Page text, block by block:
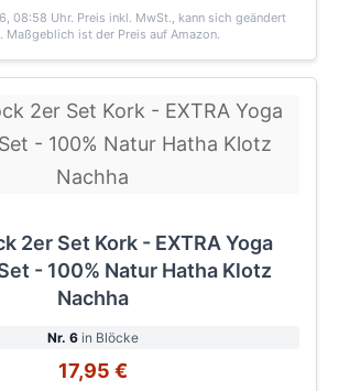
08:58 Uhr. Preis inkl. MwSt., kann sich geändert
Maßgeblich ist der Preis auf Amazon.
2er Set Kork - EXTRA Yoga
- 100% Natur Hatha Klotz
Nachha
Nr. 6in Blöcke
17,95 €